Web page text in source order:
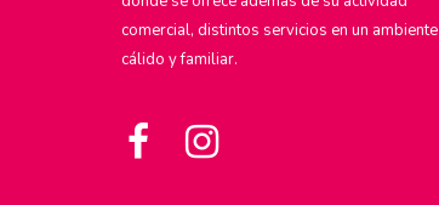
comercial, distintos servicios en un ambiente
cálido y familiar.